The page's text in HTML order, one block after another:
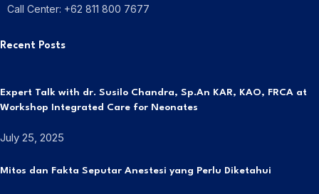
Call Center: +62 811 800 7677
Recent Posts
Expert Talk with dr. Susilo Chandra, Sp.An KAR, KAO, FRCA at
Workshop Integrated Care for Neonates
July 25, 2025
Mitos dan Fakta Seputar Anestesi yang Perlu Diketahui